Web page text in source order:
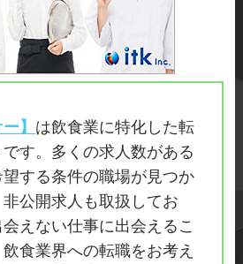
】 は飲食業に特化した転
す。多くの求人数がある
する条件の職場が見つか
公開求人も取扱してお
えない仕事に出会えるこ
食業界への転職をお考え